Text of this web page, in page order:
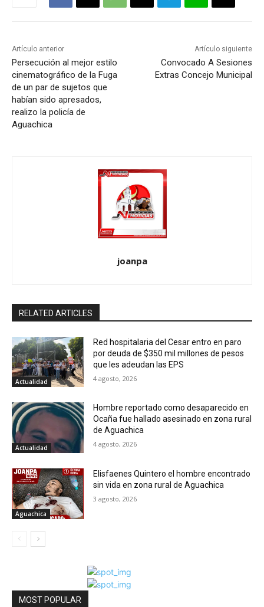
Artículo anterior
Persecución al mejor estilo
cinematográfico de la Fuga
de un par de sujetos que
habían sido apresados,
realizo la policía de
Aguachica
Artículo siguiente
Convocado A Sesiones
Extras Concejo Municipal
joanpa
RELATED ARTICLES
Actualidad
Red hospitalaria del Cesar entro en paro
por deuda de $350 mil millones de pesos
que les adeudan las EPS
4 agosto, 2026
Actualidad
Hombre reportado como desaparecido en
Ocaña fue hallado asesinado en zona rural
de Aguachica
4 agosto, 2026
Aguachica
Elisfaenes Quintero el hombre encontrado
sin vida en zona rural de Aguachica
3 agosto, 2026
MOST POPULAR